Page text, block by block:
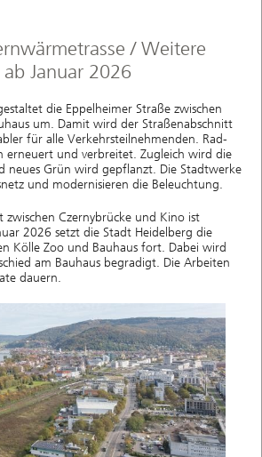
/ Weitere
Januar 2026
die Eppelheimer Straße zwischen
um. Damit wird der Straßenabschnitt
für alle Verkehrsteilnehmenden. Rad-
erneuert und verbreitet. Zugleich wird die
neues Grün wird gepflanzt. Die Stadtwerke
und modernisieren die Beleuchtung.
zwischen Czernybrücke und Kino ist
2026 setzt die Stadt Heidelberg die
Kölle Zoo und Bauhaus fort. Dabei wird
am Bauhaus begradigt. Die Arbeiten
dauern.